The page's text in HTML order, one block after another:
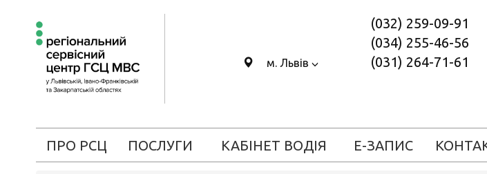
м. Львів
(032) 259-09-91
(034) 255-46-56
(031) 264-71-61
ПРО РСЦ ПОСЛУГИ КАБІНЕТ ВОДІЯ Е-ЗАПИС